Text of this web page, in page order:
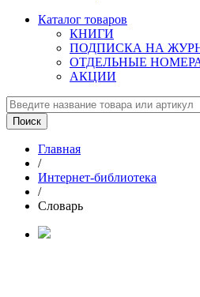
Каталог товаров
КНИГИ
ПОДПИСКА НА
ОТДЕЛЬНЫЕ
АКЦИИ
Главная
/
Интернет-библиотека
/
Словарь